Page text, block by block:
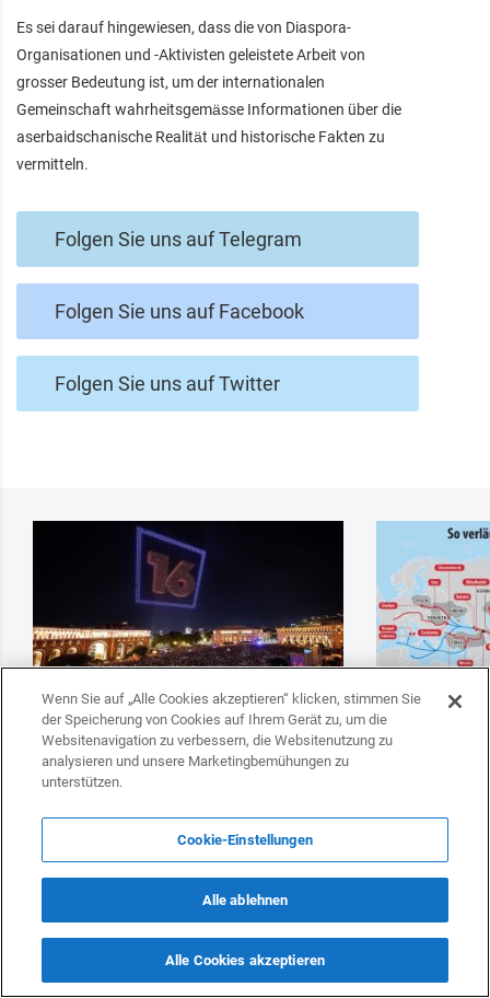
Es sei darauf hingewiesen, dass die von Diaspora-
Organisationen und -Aktivisten geleistete Arbeit von
grosser Bedeutung ist, um der internationalen
Gemeinschaft wahrheitsgemässe Informationen über die
aserbaidschanische Realität und historische Fakten zu
vermitteln.
Folgen Sie uns auf Telegram
Folgen Sie uns auf Facebook
Folgen Sie uns auf Twitter
Paschinyans Wiederwahl löst Debatte über
westliche Doppelstandards aus
strategischen
Wenn Sie auf „Alle Cookies akzeptieren“ klicken, stimmen Sie
der Speicherung von Cookies auf Ihrem Gerät zu, um die
Websitenavigation zu verbessern, die Websitenutzung zu
analysieren und unsere Marketingbemühungen zu
unterstützen.
Cookie-Einstellungen
Alle ablehnen
Alle Cookies akzeptieren